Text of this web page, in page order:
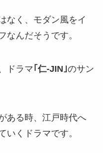
なく、モダン風をイ
なんだそうです。
ドラマ｢仁-JIN｣のサン
ある時、江戸時代へ
いくドラマです。